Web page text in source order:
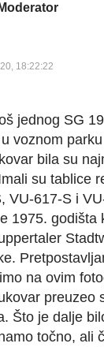
18:22:22
jednog SG
voznom parku
bila su
su tablice
VU-617-S i
1975. godišta
na ovim
preuzeo
Što je dalje
točno, ali